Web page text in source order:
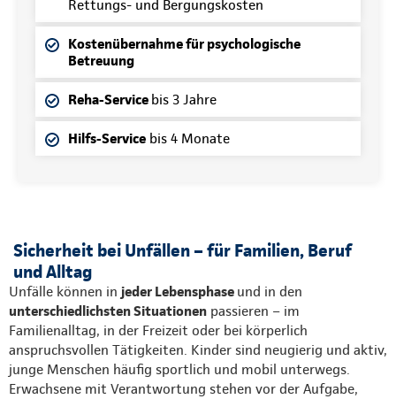
Rettungs- und Bergungskosten
Kostenübernahme für psychologische
Betreuung
Reha-Service bis 3 Jahre
Hilfs-Service bis 4 Monate
Sicherheit bei Unfällen – für Familien, Beruf
und Alltag
Unfälle können in jeder Lebensphase und in den
unterschiedlichsten Situationen passieren – im
Familienalltag, in der Freizeit oder bei körperlich
anspruchsvollen Tätigkeiten. Kinder sind neugierig und aktiv,
junge Menschen häufig sportlich und mobil unterwegs.
Erwachsene mit Verantwortung stehen vor der Aufgabe,